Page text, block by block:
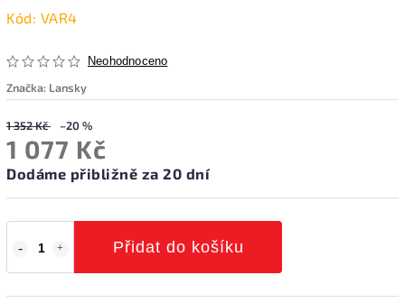
Kód: VAR4
Neohodnoceno
Značka: Lansky
1 352 Kč –20 %
1 077 Kč
Dodáme přibližně za 20 dní
Přidat do košíku